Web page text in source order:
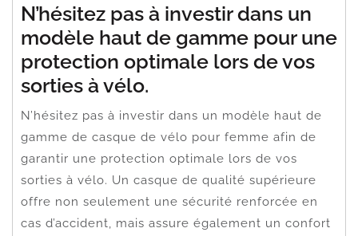
N’hésitez pas à investir dans un
modèle haut de gamme pour une
protection optimale lors de vos
sorties à vélo.
N’hésitez pas à investir dans un modèle haut de
gamme de casque de vélo pour femme afin de
garantir une protection optimale lors de vos
sorties à vélo. Un casque de qualité supérieure
offre non seulement une sécurité renforcée en
cas d’accident, mais assure également un confort